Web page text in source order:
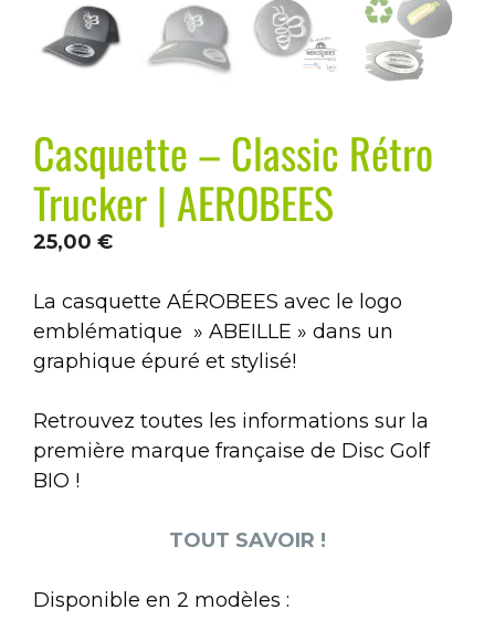
Casquette – Classic Rétro
Trucker | AEROBEES
25,00 €
La casquette AÉROBEES avec le logo
emblématique » ABEILLE » dans un
graphique épuré et stylisé!
Retrouvez toutes les informations sur la
première marque française de Disc Golf
BIO !
TOUT SAVOIR !
Disponible en 2 modèles :